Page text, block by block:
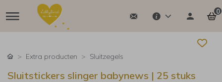
0
Extra producten Sluitzegels
Sluitstickers slinger babynews | 25 stuks